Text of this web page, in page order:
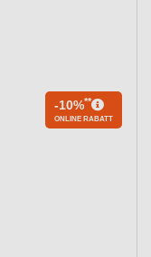
-10%**
ONLINE RABATT